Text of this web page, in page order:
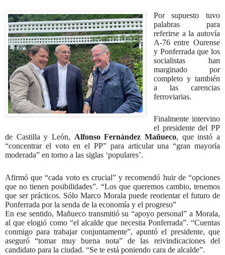
Por supuesto tuvo
palabras para
referirse a la autovía
A-76 entre Ourense
y Ponferrada que los
socialistas han
marginado por
completo y también
a las carencias
ferroviarias.
Finalmente intervino
el presidente del PP
de Castilla y León, Alfonso Fernández Mañueco, que instó a
“concentrar el voto en el PP” para articular una “gran mayoría
moderada” en torno a las siglas ‘populares’.
Afirmó que “cada voto es crucial” y recomendó huir de “opciones
que no tienen posibilidades”. “Los que queremos cambio, tenemos
que ser prácticos. Sólo Marco Morala puede reorientar el futuro de
Ponferrada por la senda de la economía y el progreso”
En ese sentido, Mañueco transmitió su “apoyo personal” a Morala,
al que elogió como “el alcalde que necesita Ponferrada”. “Cuentas
conmigo para trabajar conjuntamente”, apuntó el presidente, que
aseguró “tomar muy buena nota” de las reivindicaciones del
candidato para la ciudad. “Se te está poniendo cara de alcalde”.